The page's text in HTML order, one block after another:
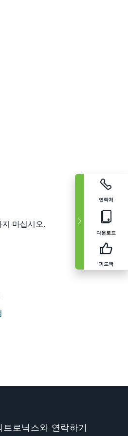
연락처
다운로드
피드백
마십시오.
트로닉스와 연락하기